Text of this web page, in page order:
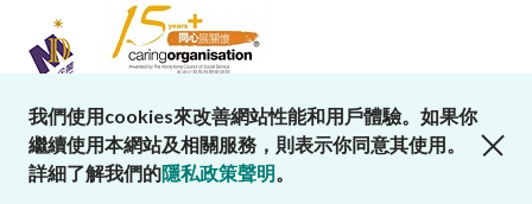
我們使用cookies來改善網站性能和用戶體驗。如果你
繼續使用本網站及相關服務，則表示你同意其使用。
詳細了解我們的隱私政策聲明。
close cookies alert